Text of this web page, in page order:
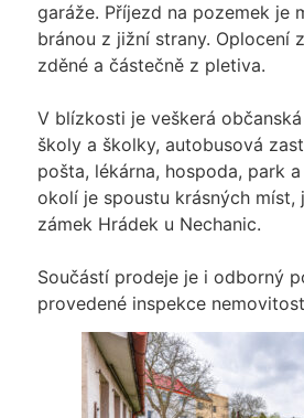
garáže. Příjezd na pozemek je
bránou z jižní strany. Oplocení
zděné a částečně z pletiva.
V blízkosti je veškerá
školy a školky, autobusová
pošta, lékárna, hospoda, park
okolí je spoustu krásných míst,
zámek Hrádek u Nechanic.
Součástí prodeje je i odborný
provedené inspekce